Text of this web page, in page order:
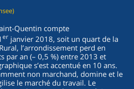
Quentin compte
er janvier 2018, soit un quart de la
l’arrondissement perd en
par an (– 0,5 %) entre 2013 et
s’est accentué en 10 ans.
non marchand, domine et le
le marché du travail. Le